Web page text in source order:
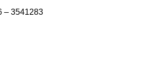
– 3541283